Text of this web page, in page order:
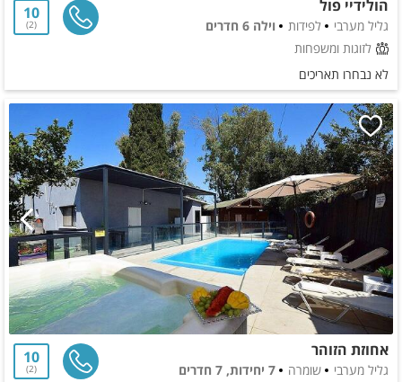
הולידיי פול
גליל מערבי לפידות
וילה 6 חדרים
לזוגות ומשפחות
10
2
לא נבחרו תאריכים
אחוזת הזוהר
גליל מערבי שומרה
7 יחידות, 7 חדרים
10
2